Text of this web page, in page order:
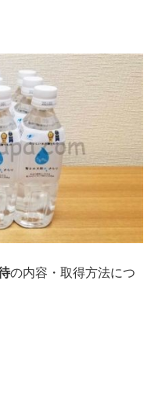
の内容・取得方法につ